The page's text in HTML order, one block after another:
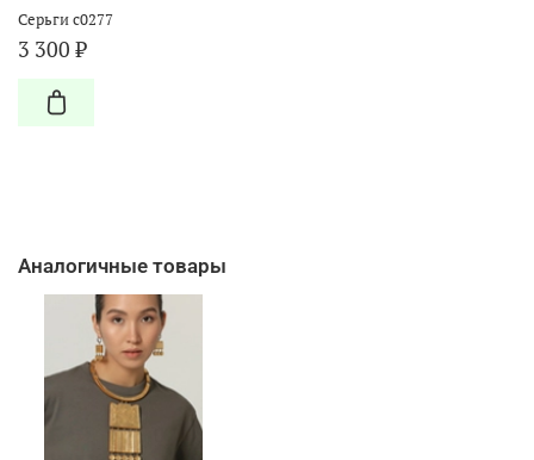
Серьги с0277
3 300 ₽
Аналогичные товары